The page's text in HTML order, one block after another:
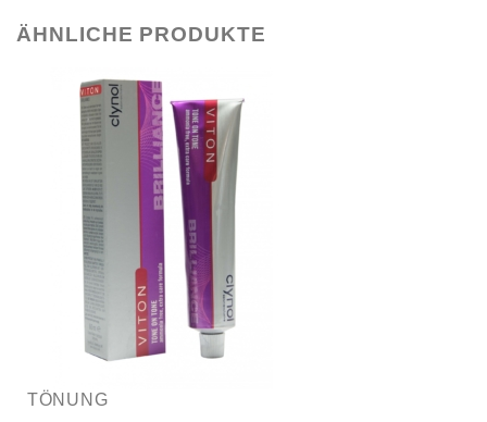
ÄHNLICHE PRODUKTE
TÖNUNG